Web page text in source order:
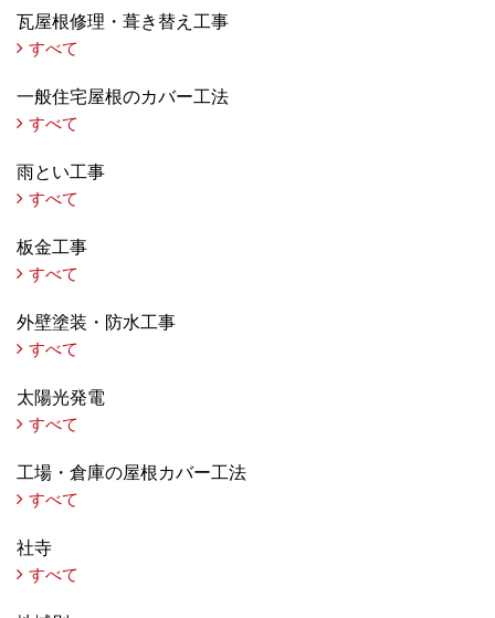
瓦屋根修理・葺き替え工事
すべて
一般住宅屋根のカバー工法
すべて
雨とい工事
すべて
板金工事
すべて
外壁塗装・防水工事
すべて
太陽光発電
すべて
工場・倉庫の屋根カバー工法
すべて
社寺
すべて